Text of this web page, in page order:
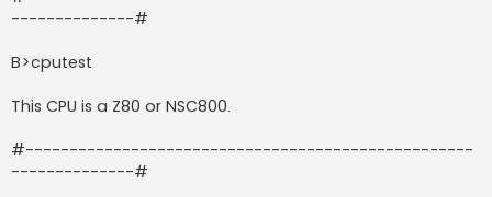
--------------#
B>cputest
This CPU is a Z80 or NSC800.
#---------------------------------------------------
--------------#